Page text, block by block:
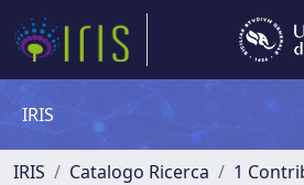
IRIS
IRIS Catalogo Ricerca
1